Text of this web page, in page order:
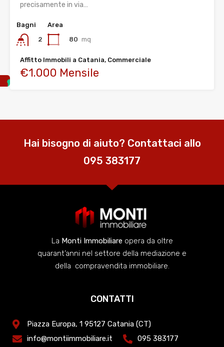
precisamente in via…
Bagni
2
Area
80 mq
Affitto Immobili a Catania, Commerciale
€1.000 Mensile
Hai bisogno di aiuto? Contattaci allo
095 383177
La Monti Immobiliare opera da oltre
quarant’anni nel settore della mediazione e
della compravendita immobiliare.
CONTATTI
Piazza Europa, 1 95127 Catania (CT)
info@montiimmobiliare.it
095 383177